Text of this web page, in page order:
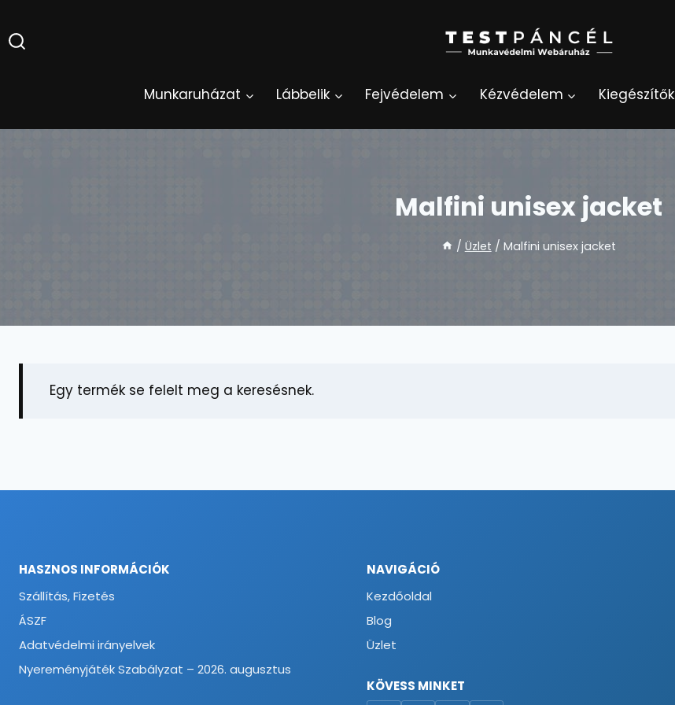
to
content
Munkaruházat Lábbelik Fejvédelem Kézvédelem Kiegészítők
Malfini unisex jacket
/ Üzlet / Malfini unisex jacket
Egy termék se felelt meg a keresésnek.
HASZNOS INFORMÁCIÓK
Szállítás, Fizetés
ÁSZF
Adatvédelmi irányelvek
Nyereményjáték Szabályzat – 2026. augusztus
NAVIGÁCIÓ
Kezdőoldal
Blog
Üzlet
KÖVESS MINKET